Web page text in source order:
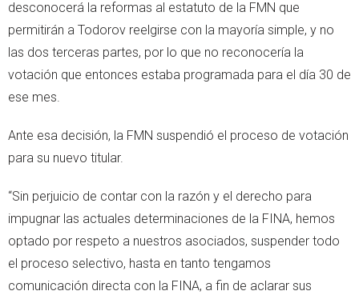
desconocerá la reformas al estatuto de la FMN que
permitirán a Todorov reelgirse con la mayoría simple, y no
las dos terceras partes, por lo que no reconocería la
votación que entonces estaba programada para el día 30 de
ese mes.
Ante esa decisión, la FMN suspendió el proceso de votación
para su nuevo titular.
“Sin perjuicio de contar con la razón y el derecho para
impugnar las actuales determinaciones de la FINA, hemos
optado por respeto a nuestros asociados, suspender todo
el proceso selectivo, hasta en tanto tengamos
comunicación directa con la FINA, a fin de aclarar sus